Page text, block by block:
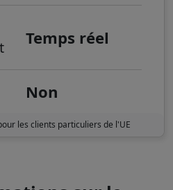
Temps réel
Non
les clients particuliers de l'UE